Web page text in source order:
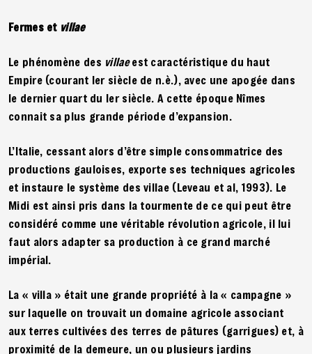
Fermes et villae
Le phénomène des villaeest caractéristique du haut
Empire (courant Ier siècle de n.è.), avec une apogée dans
le dernier quart du Ier siècle. A cette époque Nîmes
connait sa plus grande période d’expansion.
L’Italie, cessant alors d’être simple consommatrice des
productions gauloises, exporte ses techniques agricoles
et instaure le système des villae (Leveau et al, 1993). Le
Midi est ainsi pris dans la tourmente de ce qui peut être
considéré comme une véritable révolution agricole, il lui
faut alors adapter sa production à ce grand marché
impérial.
La « villa » était une grande propriété à la « campagne »
sur laquelle on trouvait un domaine agricole associant
aux terres cultivées des terres de pâtures (garrigues) et, à
proximité de la demeure, un ou plusieurs jardins